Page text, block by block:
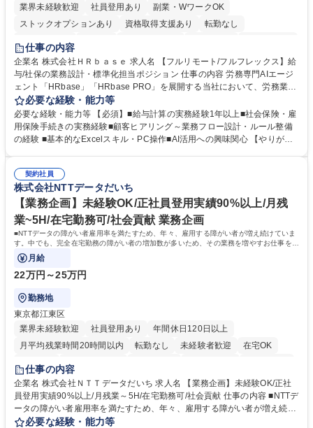
業界未経験歓迎 社員登用あり
副業・WワークOK
ストックオプションあり
資格取得支援あり
転勤なし
時短勤務あり
服装自由
仕事の内容
企業名 株式会社ＨＲｂａｓｅ 求人名 【フルリモート/フルフレックス】給
与/社保の業務設計・標準化担当ポジション 仕事の内容 労務専門AIエージ
ェント「HRbase」「HRbase PRO」を展開する当社において、労務業務
のオペレーション設計担当をクライアントの課題や要望をヒアリングし、
業務設計やシステム設定へと落とし込むポジションです。 【具体的に
は】・業務オペレーション設計（要件定義/顧客ヒアリング/業務オペレー
ションの洗い出し、ルール整備、システム設定) ・業務マニュアル作成、
（年調等の年次業務など） 募集職種 【フルリモート/フルフレックス】給
与/社保の業務設計・標準化担当ポジション
必要な経験・能力等
必要な経験・能力等 【必須】■給与計算の実務経験1年以上■社会保険・雇
用保険手続きの実務経験■顧客ヒアリング～業務フロー設計・ルール整備
の経験 ■基本的なExcelスキル・PC操作■AI活用への興味関心 【やりが
る設計にとどまらず、ご自身が現場のエキスパートとしてオペレーション
を実行する機会もあり、実務と改善の両面でスキルを発揮できる環境で
す。 学歴・資格 学歴：大学院 大学 高専 短大 専修学校 高校 語学力： 資
格：
契約社員
株式会社NTTデータだいち
【業務企画】未経験OK/正社員登用実績90%以上/月残
業~5H/在宅勤務可/社会貢献 業務企画
■NTTデータの障がい者雇用率を満たすため、年々、雇用する障がい者が増え続けていま
す。中でも、完全在宅勤務の障がい者の増加数が多いため、その業務を増やすお仕事を担
っていただきます。
月給
22万円～25万円
勤務地
東京都江東区
業界未経験歓迎
社員登用あり
年間休日120日以上
月平均残業時間20時間以内
転勤なし 未経験者歓迎
在宅OK
育休あり
完全週休2日制
仕事の内容
企業名 株式会社ＮＴＴデータだいち 求人名 【業務企画】未経験OK/正社
員登用実績90%以上/月残業～5H/在宅勤務可/社会貢献 仕事の内容 ■NTTデ
ータの障がい者雇用率を満たすため、年々、雇用する障がい者が増え続け
ています。中でも、完全在宅勤務の障がい者の増加数が多いため、その業
必要な経験・能力等